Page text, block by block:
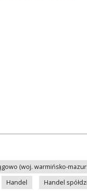
(woj. warmińsko-
Handel Handel